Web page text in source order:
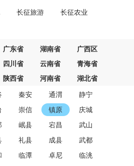
长征旅游 长征农业
广东省 湖南省
广西区
四川省 云南省
青海省
陕西省 河南省 湖北省
秦安 通渭
静宁
崇信 镇原
庆城
岷县 宕昌
武山
礼县 成县
武都
临潭 卓尼
临洮